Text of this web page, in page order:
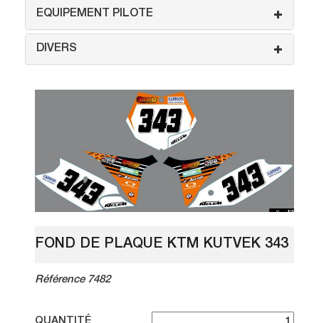
EQUIPEMENT PILOTE
DIVERS
FOND DE PLAQUE KTM KUTVEK 343
Référence 7482